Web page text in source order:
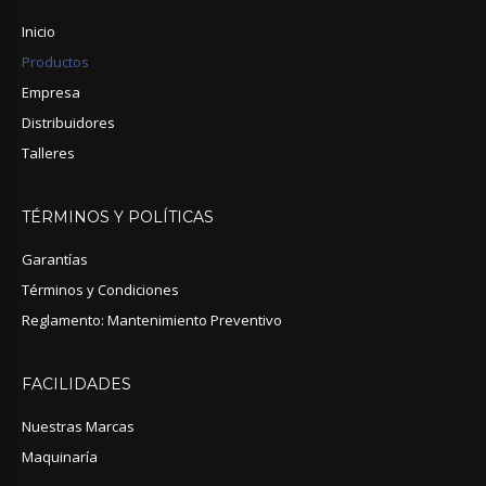
Inicio
Productos
Empresa
Distribuidores
Talleres
TÉRMINOS Y POLÍTICAS
Garantías
Términos y Condiciones
Reglamento: Mantenimiento Preventivo
FACILIDADES
Nuestras Marcas
Maquinaría